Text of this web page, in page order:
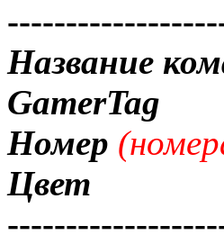
Название
GamerTag
Номер
Цвет